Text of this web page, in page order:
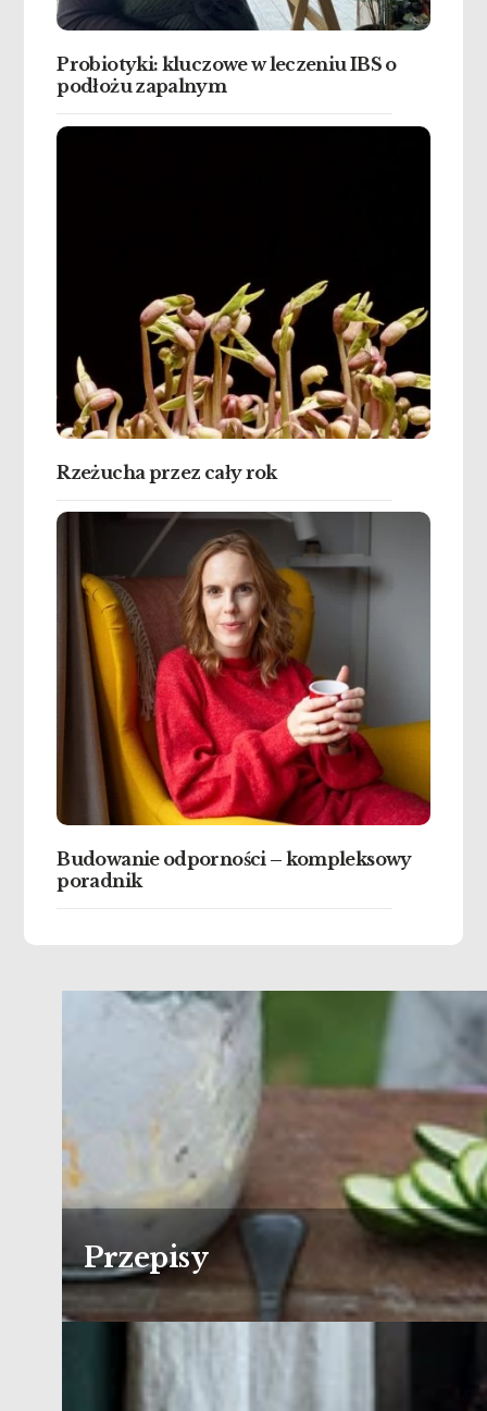
Probiotyki: kluczowe w leczeniu IBS o
podłożu zapalnym
Rzeżucha przez cały rok
Budowanie odporności – kompleksowy
poradnik
Przepisy